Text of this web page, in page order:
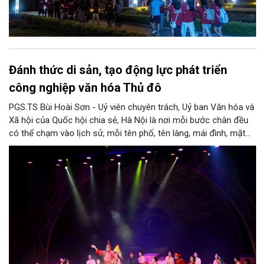
Đánh thức di sản, tạo động lực phát triển
công nghiệp văn hóa Thủ đô
PGS.TS Bùi Hoài Sơn - Uỷ viên chuyên trách, Uỷ ban Văn hóa và
Xã hội của Quốc hội chia sẻ, Hà Nội là nơi mỗi bước chân đều
có thể chạm vào lịch sử, mỗi tên phố, tên làng, mái đình, mặt
hồ, nếp nhà, câu hát, món ăn, làn điệu, nghề thủ công đều có
thể kể một câu chuyện về chiều sâu văn hiến của dân tộc.
Nhưng trong kỷ nguyên mới, câu hỏi đặt ra không chỉ Hà Nội có
bao nhiêu di sản, bao nhiêu văn nghệ sĩ, trí thức, không gian ký
ức, mà là làm thế nào để những giá trị ấy trở thành nguồn lực
phát triển, thành sức mạnh mềm, thành động lực sáng tạo,
thành năng lực cạnh tranh của Thủ đô.